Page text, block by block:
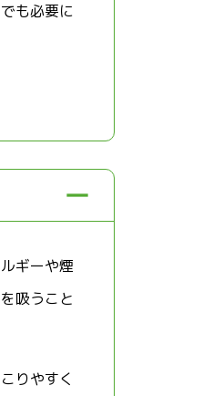
も必要に
ギーや煙
吸うこと
りやすく